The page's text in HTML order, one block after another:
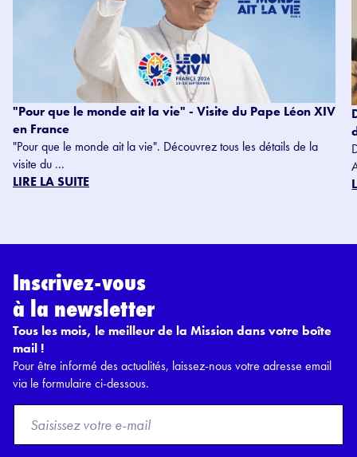
"Pour que le monde ait la vie" - Visite du Pape Léon XIV
en France
"Pour que le monde ait la vie". Découvrez tous les détails de la
visite du ...
LIRE LA SUITE
Inscrivez-vous
à la newsletter
Tous les mois, le meilleur de la Mission dans votre boîte
mail !
Pour être informé des actualités, laissez-nous votre adresse email
via le formulaire ci-dessous.
o